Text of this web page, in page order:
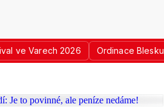
ve Varech 2026 Ordinace Blesku